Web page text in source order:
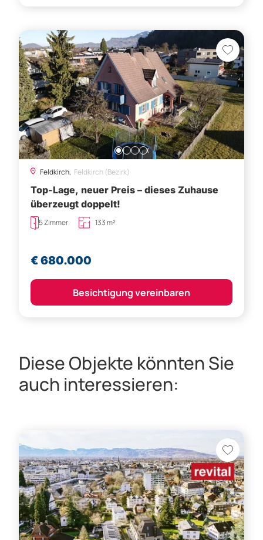
Feldkirch, Feldkirch (Bezirk)
Top-Lage, neuer Preis – dieses Zuhause
überzeugt doppelt!
5 Zimmer 133 m²
€ 680.000
Besichtigung vereinbaren
Diese Objekte könnten Sie
auch interessieren: